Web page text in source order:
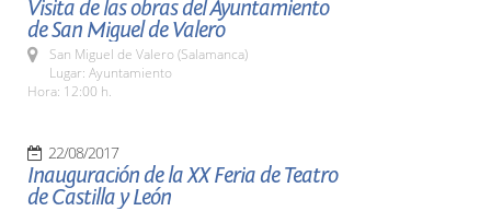
Visita de las obras del Ayuntamiento
de San Miguel de Valero
San Miguel de Valero (Salamanca)
Lugar: Ayuntamiento
Hora: 12:00 h.
22/08/2017
Inauguración de la XX Feria de Teatro
de Castilla y León